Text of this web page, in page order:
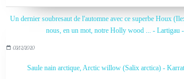
Un dernier soubresaut de l'automne avec ce superbe Houx
nous, en un mot, notre Holly wood ... - Lartigau
03/12/2020
Saule nain arctique, Arctic willow (Salix arctica) -